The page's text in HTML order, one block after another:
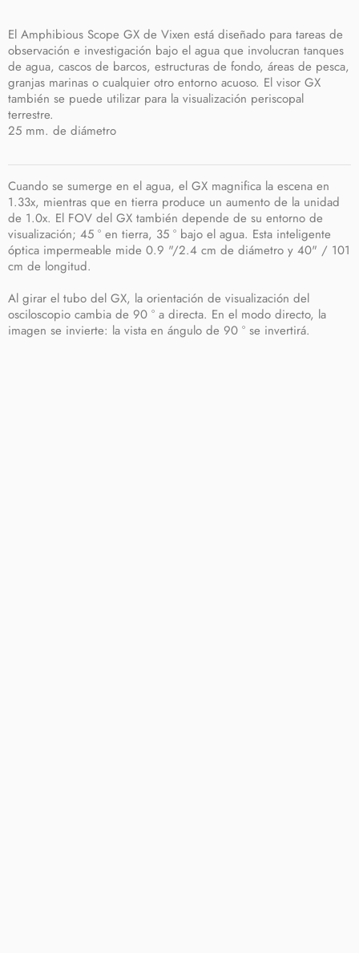
El Amphibious Scope GX de Vixen está diseñado para tareas de
observación e investigación bajo el agua que involucran tanques
de agua, cascos de barcos, estructuras de fondo, áreas de pesca,
granjas marinas o cualquier otro entorno acuoso. El visor GX
también se puede utilizar para la visualización periscopal
terrestre.
25 mm. de diámetro
Cuando se sumerge en el agua, el GX magnifica la escena en
1.33x, mientras que en tierra produce un aumento de la unidad
de 1.0x. El FOV del GX también depende de su entorno de
visualización; 45 ° en tierra, 35 ° bajo el agua. Esta inteligente
óptica impermeable mide 0.9 "/2.4 cm de diámetro y 40" / 101
cm de longitud.
Al girar el tubo del GX, la orientación de visualización del
osciloscopio cambia de 90 ° a directa. En el modo directo, la
imagen se invierte: la vista en ángulo de 90 ° se invertirá.